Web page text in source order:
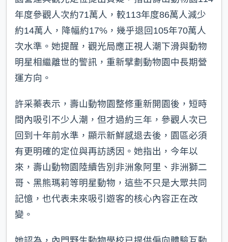
年度參觀人次約71萬人，較113年度86萬人減少
約14萬人，降幅約17%，幾乎退回105年70萬人
次水準。她提醒，觀光局應正視人潮下滑與動物
明星相繼離世的警訊，重新擘劃動物園中長期營
運方向。
許采蓁表示，壽山動物園整修重新開園後，短時
間內吸引不少人潮，但才過約三年，參觀人次已
回到十年前水準，顯示新鮮感退去後，園區必須
有更明確的定位與再訪誘因。她指出，今年以
來，壽山動物園陸續告別非洲象阿里、非洲獅二
哥、黑熊瑪莉等明星動物，這些不只是大眾共同
記憶，也代表未來吸引遊客的核心內容正在改
變。